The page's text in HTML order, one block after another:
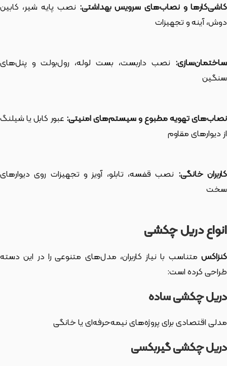
کاشی‌کارها و نصاب‌های سرویس بهداشتی: نصب پایه شیر، کابین
دوش، آینه و تجهیزات
ساختمان‌سازی: نصب داربست، بست لوله، رول‌بولت و پنل‌های
سنگین
نصاب‌های تهویه مطبوع و سیستم‌های امنیتی: عبور کابل یا شیلنگ
از دیوارهای مقاوم
کاربران خانگی: نصب قفسه، تابلو، آویز و تجهیزات روی دیوارهای
سخت
انواع دریل چکشی
کنزاکس متناسب با نیاز کاربران، مدل‌های متنوعی را در این دسته
طراحی کرده است:
دریل چکشی ساده
مدلی اقتصادی برای پروژه‌های نیمه‌حرفه‌ای یا خانگی
دریل چکشی گیربکسی